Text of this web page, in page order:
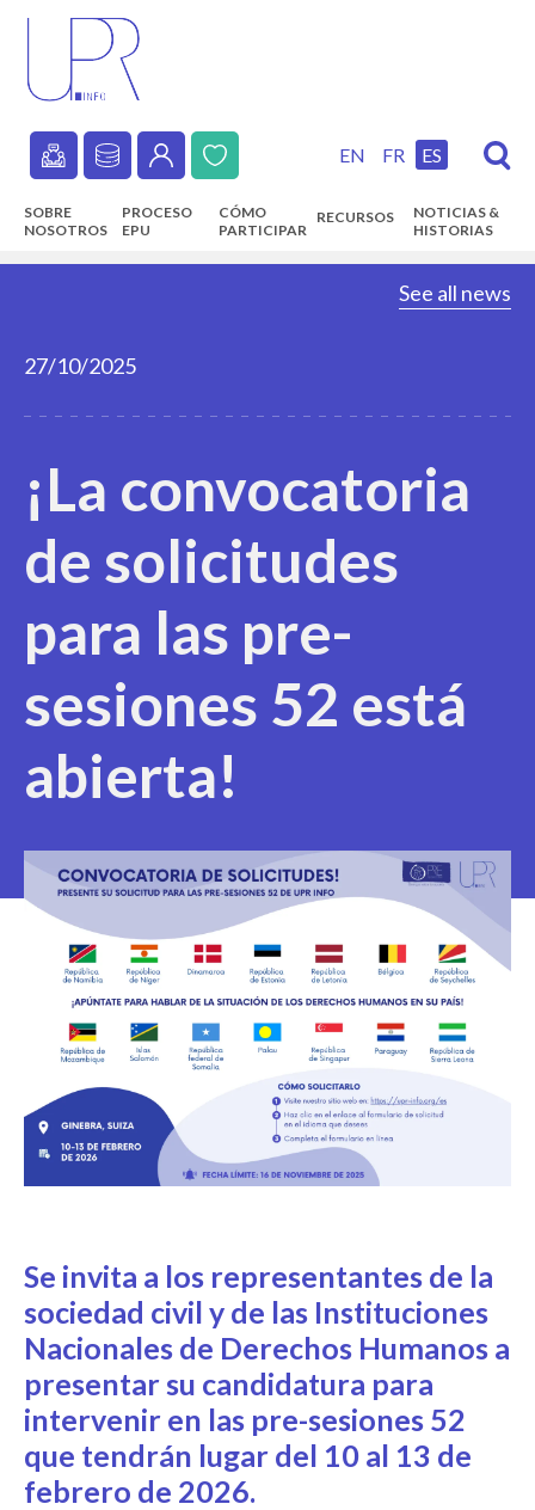
content
Secondary
navigation
EN FR ES
Main
SOBRE
NOSOTROS
PROCESO
EPU
CÓMO
PARTICIPAR
RECURSOS
NOTICIAS &
HISTORIAS
See all news
27/10/2025
¡La convocatoria
de solicitudes
para las pre-
sesiones 52 está
abierta!
Se invita a los representantes de la
sociedad civil y de las Instituciones
Nacionales de Derechos Humanos a
presentar su candidatura para
intervenir en las pre-sesiones 52
que tendrán lugar del 10 al 13 de
febrero de 2026.